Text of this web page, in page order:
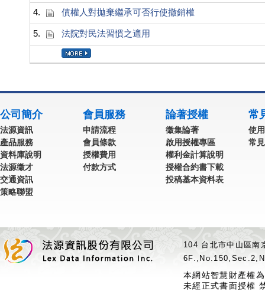
4. 債權人對拋棄繼承可否行使撤銷權
5. 法院對民法習慣之適用
公司簡介
法源資訊
產品服務
資料庫說明
法源徵才
交通資訊
策略聯盟
會員服務
申請流程
會員條款
授權費用
付款方式
論著授權
徵集論著
啟用授權專區
權利金計算說明
授權合約書下載
投稿基本資料表
常
使
常
104 台北市中山區
本網站智慧財產權
未經正式書面授權